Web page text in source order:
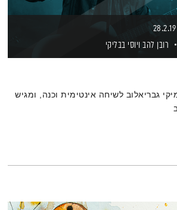
רובן להב ויוסי בבליקי
גבריאלוב לשיחה אינטימית וכנה, ומגיש